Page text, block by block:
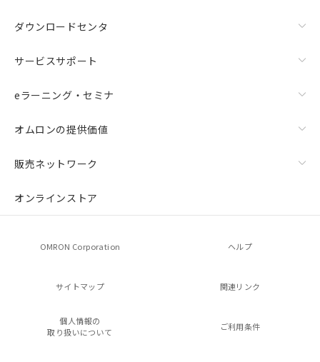
ダウンロードセンタ
サービスサポート
eラーニング・セミナ
オムロンの提供価値
販売ネットワーク
オンラインストア
OMRON Corporation ヘルプ
サイトマップ 関連リンク
個人情報の
取り扱いについて
ご利用条件